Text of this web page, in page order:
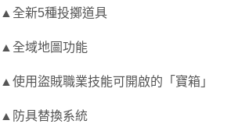
▲全新5種投擲道具
▲全域地圖功能
▲使用盜賊職業技能可開啟的「寶箱」
▲防具替換系統